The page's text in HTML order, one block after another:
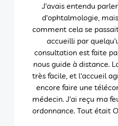
J'avais entendu
d'ophtalmologie,
comment cela se
accueilli par
consultation est faite
nous guide à distance.
très facile, et l'accueil
encore faire une
médecin. J'ai reçu ma
ordonnance. Tout était